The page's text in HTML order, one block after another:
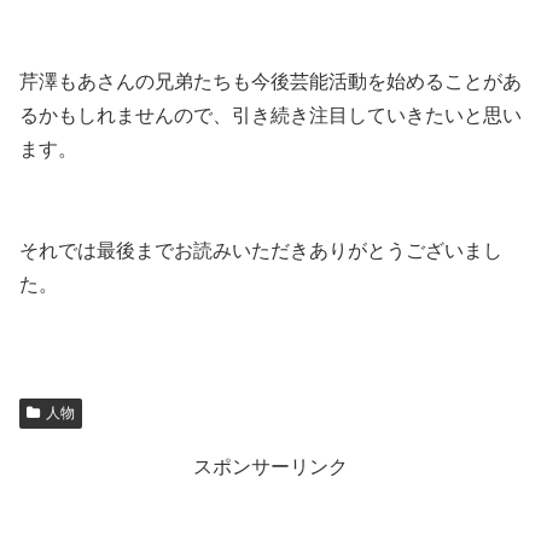
芹澤もあさんの兄弟たちも今後芸能活動を始めることがあ
るかもしれませんので、引き続き注目していきたいと思い
ます。
それでは最後までお読みいただきありがとうございまし
た。
人物
スポンサーリンク